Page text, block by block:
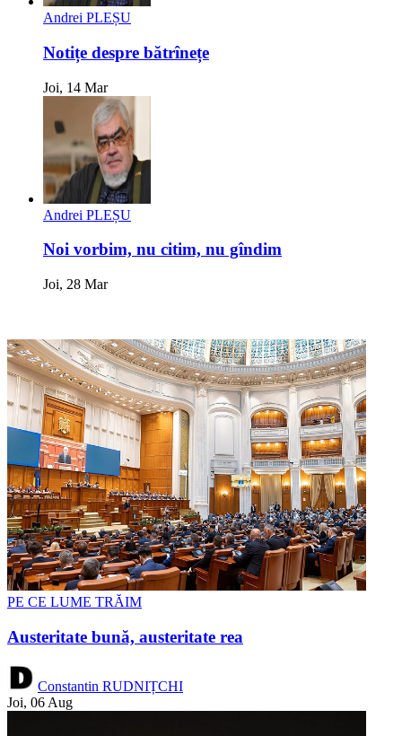
Andrei PLEȘU
Notițe despre bătrînețe
Joi, 14 Mar
Andrei PLEȘU
Noi vorbim, nu citim, nu gîndim
Joi, 28 Mar
PE CE LUME TRĂIM
Austeritate bună, austeritate rea
Constantin RUDNIȚCHI
Joi, 06 Aug